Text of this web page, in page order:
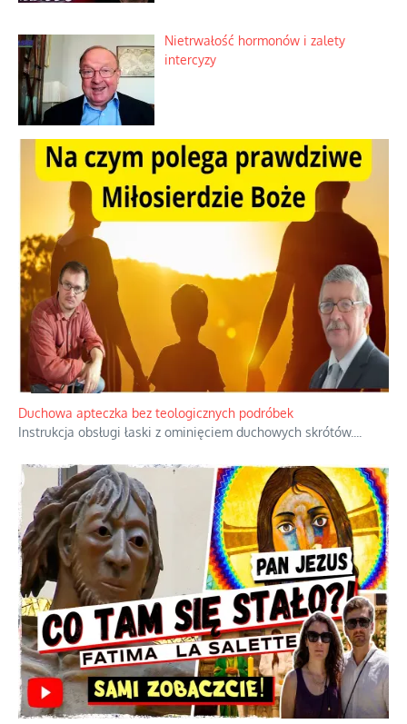
Nietrwałość hormonów i zalety
intercyzy
Duchowa apteczka bez teologicznych podróbek
Instrukcja obsługi łaski z ominięciem duchowych skrótów.